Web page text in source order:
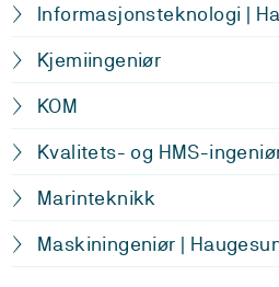
Informasjonsteknologi |
Kjemiingeniør
KOM
Kvalitets- og HMS-
Marinteknikk
Maskiningeniør |